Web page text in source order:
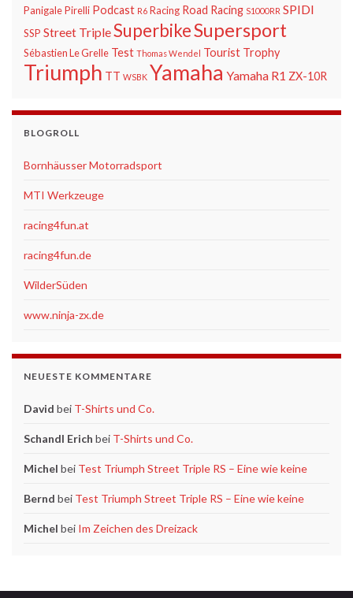
PanigalePirelli Podcast R6 Racing Road Racing S1000RR SPIDI
SSP Street TripleSuperbikeSupersport
Sébastien Le Grelle Test Thomas Wendel Tourist Trophy
Triumph TT WSBK Yamaha Yamaha R1 ZX-10R
BLOGROLL
Bornhäusser Motorradsport
MTI Werkzeuge
racing4fun.at
racing4fun.de
WilderSüden
www.ninja-zx.de
NEUESTE KOMMENTARE
David bei T-Shirts und Co.
Schandl Erich bei T-Shirts und Co.
Michel bei Test Triumph Street Triple RS – Eine wie keine
Bernd bei Test Triumph Street Triple RS – Eine wie keine
Michel bei Im Zeichen des Dreizack